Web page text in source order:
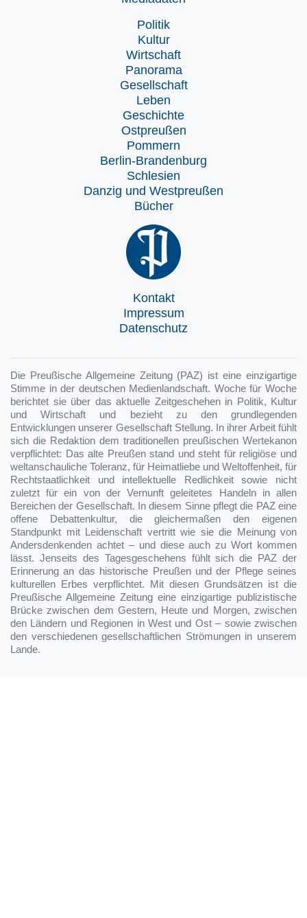
Politik
Kultur
Wirtschaft
Panorama
Gesellschaft
Leben
Geschichte
Ostpreußen
Pommern
Berlin-Brandenburg
Schlesien
Danzig und Westpreußen
Bücher
Kontakt
Impressum
Datenschutz
Die Preußische Allgemeine Zeitung (PAZ) ist eine einzigartige
Stimme in der deutschen Medienlandschaft. Woche für Woche
berichtet sie über das aktuelle Zeitgeschehen in Politik, Kultur
und Wirtschaft und bezieht zu den grundlegenden
Entwicklungen unserer Gesellschaft Stellung. In ihrer Arbeit fühlt
sich die Redaktion dem traditionellen preußischen Wertekanon
verpflichtet: Das alte Preußen stand und steht für religiöse und
weltanschauliche Toleranz, für Heimatliebe und Weltoffenheit, für
Rechtstaatlichkeit und intellektuelle Redlichkeit sowie nicht
zuletzt für ein von der Vernunft geleitetes Handeln in allen
Bereichen der Gesellschaft. In diesem Sinne pflegt die PAZ eine
offene Debattenkultur, die gleichermaßen den eigenen
Standpunkt mit Leidenschaft vertritt wie sie die Meinung von
Andersdenkenden achtet – und diese auch zu Wort kommen
lässt. Jenseits des Tagesgeschehens fühlt sich die PAZ der
Erinnerung an das historische Preußen und der Pflege seines
kulturellen Erbes verpflichtet. Mit diesen Grundsätzen ist die
Preußische Allgemeine Zeitung eine einzigartige publizistische
Brücke zwischen dem Gestern, Heute und Morgen, zwischen
den Ländern und Regionen in West und Ost – sowie zwischen
den verschiedenen gesellschaftlichen Strömungen in unserem
Lande.